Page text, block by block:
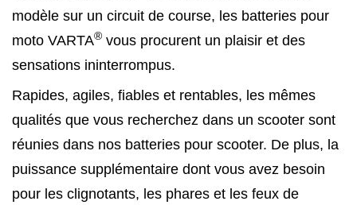
modèle sur un circuit de course, les batteries pour
moto VARTA® vous procurent un plaisir et des
sensations ininterrompus.
Rapides, agiles, fiables et rentables, les mêmes
qualités que vous recherchez dans un scooter sont
réunies dans nos batteries pour scooter. De plus, la
puissance supplémentaire dont vous avez besoin
pour les clignotants, les phares et les feux de